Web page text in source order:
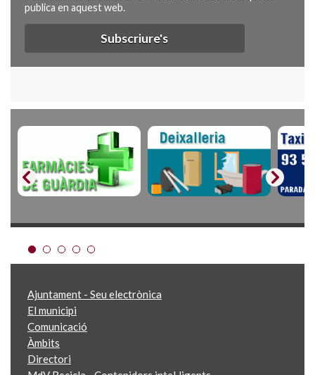
publica en aquest web.
Subscriure's
Ajuntament - Seu electrònica
El municipi
Comunicació
Àmbits
Directori